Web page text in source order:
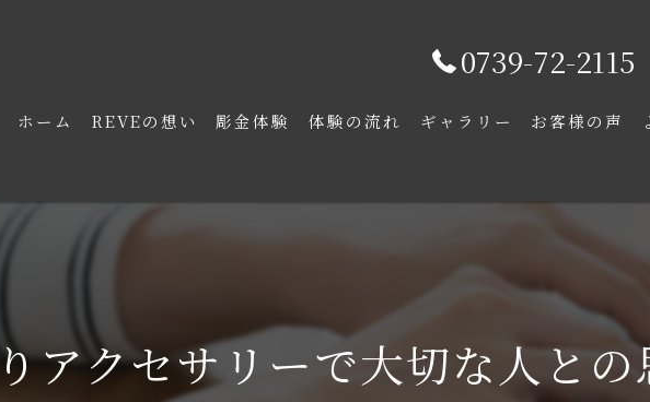
0739-72-2115
ホーム REVEの想い 彫金体験 体験の流れ ギャラリー お客様の声
アクセサリーで大切な人との